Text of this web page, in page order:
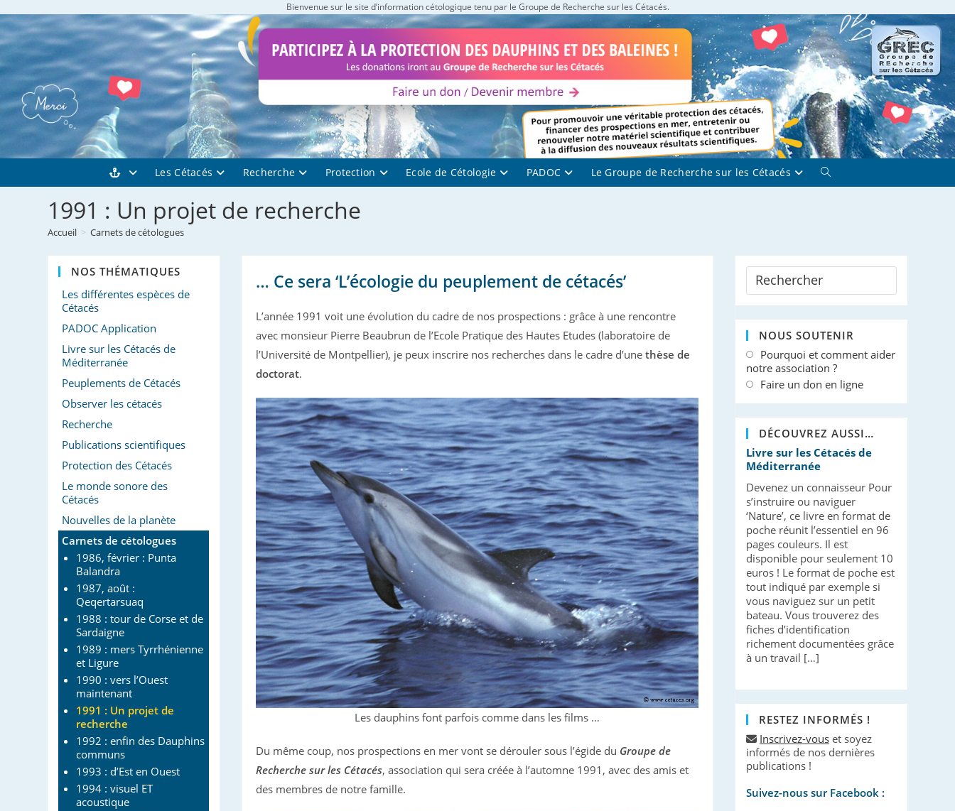
to
content
Bienvenue sur le site d’information cétologique tenu par le Groupe de Recherche sur les Cétacés.
Les Cétacés Recherche Protection Ecole de Cétologie PADOC Le Groupe de Recherche sur les Cétacés Toggle
1991 : Un projet de recherche
Accueil > Carnets de cétologues
… Ce sera ‘L’écologie du peuplement de cétacés’
L’année 1991 voit une évolution du cadre de nos prospections : grâce à une rencontre
avec monsieur Pierre Beaubrun de l’Ecole Pratique des Hautes Etudes (laboratoire de
l’Université de Montpellier), je peux inscrire nos recherches dans le cadre d’unethèse de
doctorat.
Les dauphins font parfois comme dans les films …
Du même coup, nos prospections en mer vont se dérouler sous l’égide du Groupe de
Recherche sur les Cétacés, association qui sera créée à l’automne 1991, avec des amis et
des membres de notre famille.
NOS THÉMATIQUES
Les différentes espèces de
Cétacés
PADOC Application
Livre sur les Cétacés de
Méditerranée
Peuplements de Cétacés
Observer les cétacés
Recherche
Publications scientifiques
Protection des Cétacés
Le monde sonore des
Cétacés
Nouvelles de la planète
Carnets de cétologues
1986, février : Punta
Balandra
1987, août :
Qeqertarsuaq
1988 : tour de Corse et de
Sardaigne
1989 : mers Tyrrhénienne
et Ligure
1990 : vers l’Ouest
maintenant
1991 : Un projet de
recherche
1992 : enfin des Dauphins
communs
1993 : d’Est en Ouest
1994 : visuel ET
acoustique
NOUS SOUTENIR
Pourquoi et comment aider
notre association ?
Faire un don en ligne
DÉCOUVREZ AUSSI…
Livre sur les Cétacés de
Méditerranée
Devenez un connaisseur Pour
s’instruire ou naviguer
‘Nature’, ce livre en format de
poche réunit l’essentiel en 96
pages couleurs. Il est
disponible pour seulement 10
euros ! Le format de poche est
tout indiqué par exemple si
vous naviguez sur un petit
bateau. Vous trouverez des
fiches d’identification
richement documentées grâce
à un travail […]
RESTEZ INFORMÉS !
Inscrivez-vouset soyez
informés de nos dernières
publications !
Suivez-nous sur Facebook :